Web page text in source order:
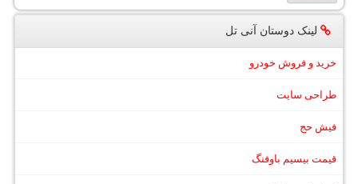
لینک دوستان آنی تل
خرید و فروش خودرو
طراحی سایت
فیش حج
قیمت بیسیم باوفنگ